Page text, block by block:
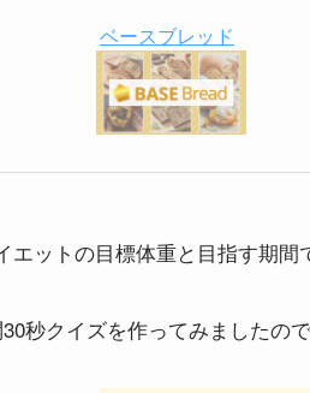
ベースブレッド
エットの目標体重と目指す期間
秒クイズを作ってみましたの